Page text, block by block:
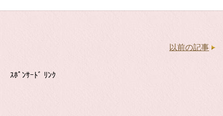
以前の記事
ｽﾎﾟﾝｻｰﾄﾞ ﾘﾝｸ